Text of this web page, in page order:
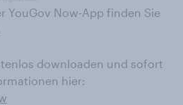
YouGov Now-App finden Sie
downloaden und sofort
hier: